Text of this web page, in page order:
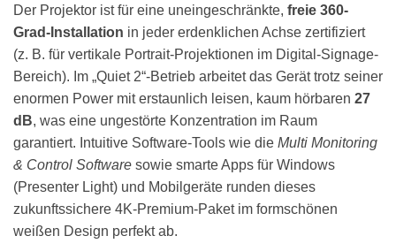
Der Projektor ist für eine uneingeschränkte, freie 360-
Grad-Installation in jeder erdenklichen Achse zertifiziert
(z. B. für vertikale Portrait-Projektionen im Digital-Signage-
Bereich). Im „Quiet 2“-Betrieb arbeitet das Gerät trotz seiner
enormen Power mit erstaunlich leisen, kaum hörbaren 27
dB, was eine ungestörte Konzentration im Raum
garantiert. Intuitive Software-Tools wie die Multi Monitoring
& Control Software sowie smarte Apps für Windows
(Presenter Light) und Mobilgeräte runden dieses
zukunftssichere 4K-Premium-Paket im formschönen
weißen Design perfekt ab.